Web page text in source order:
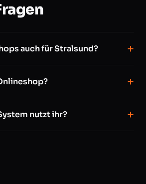
auch für Stralsund?
nutzt ihr?